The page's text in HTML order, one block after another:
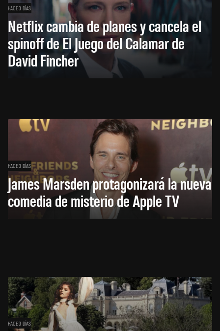
HACE 3 DÍAS
Netflix cambia de planes y cancela el
spinoff de El Juego del Calamar de
David Fincher
HACE 3 DÍAS
James Marsden protagonizará la nueva
comedia de misterio de Apple TV
HACE 3 DÍAS